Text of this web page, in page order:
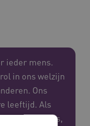
ieder mens.
in ons welzijn
Ons
leeftijd. Als
mogelijk is,